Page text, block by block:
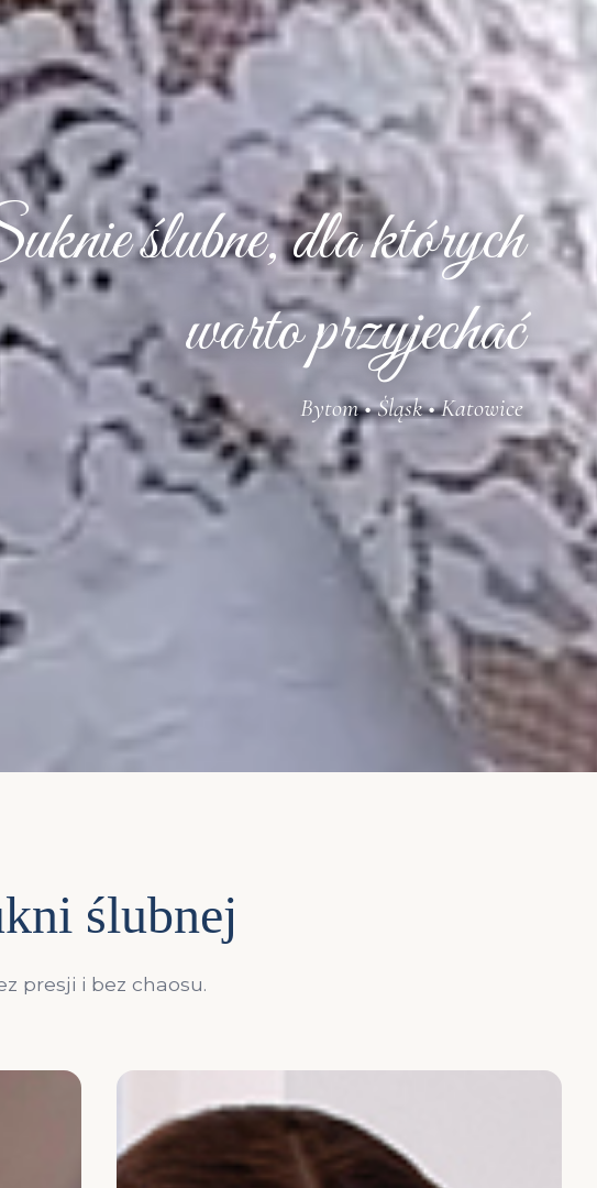
ślubne, dla których
warto przyjechać
Bytom • Śląsk • Katowice
ślubnej
presji i bez chaosu.